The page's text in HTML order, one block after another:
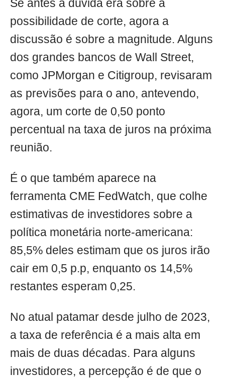
Se antes a dúvida era sobre a
possibilidade de corte, agora a
discussão é sobre a magnitude. Alguns
dos grandes bancos de Wall Street,
como JPMorgan e Citigroup, revisaram
as previsões para o ano, antevendo,
agora, um corte de 0,50 ponto
percentual na taxa de juros na próxima
reunião.
É o que também aparece na
ferramenta CME FedWatch, que colhe
estimativas de investidores sobre a
política monetária norte-americana:
85,5% deles estimam que os juros irão
cair em 0,5 p.p, enquanto os 14,5%
restantes esperam 0,25.
No atual patamar desde julho de 2023,
a taxa de referência é a mais alta em
mais de duas décadas. Para alguns
investidores, a percepção é de que o